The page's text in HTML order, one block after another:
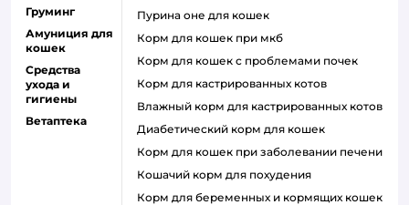
Груминг
Амуниция для
кошек
Средства
ухода и
гигиены
Ветаптека
пурина оне для кошек
корм для кошек при мкб
корм для кошек с проблемами почек
Корм для кастрированных котов
влажный корм для кастрированных котов
диабетический корм для кошек
корм для кошек при заболевании печени
кошачий корм для похудения
корм для беременных и кормящих кошек